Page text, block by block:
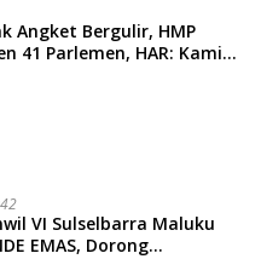
Angket Bergulir, HMP
41 Parlemen, HAR: Kami
VI Sulselbarra Maluku
EMAS, Dorong